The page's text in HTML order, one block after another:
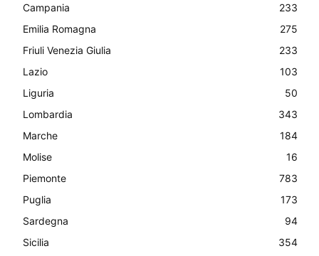
Campania
233
Emilia Romagna
275
Friuli Venezia Giulia
233
Lazio
103
Liguria
50
Lombardia
343
Marche
184
Molise
16
Piemonte
783
Puglia
173
Sardegna
94
Sicilia
354